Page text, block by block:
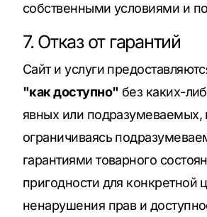
собственными условиями и
7. Отказ от гарантий
Сайт и услуги
"как доступно" без каких-
явных или подразумеваемых,
ограничиваясь
гарантиями товарного
пригодности для конкретной
ненарушения прав и